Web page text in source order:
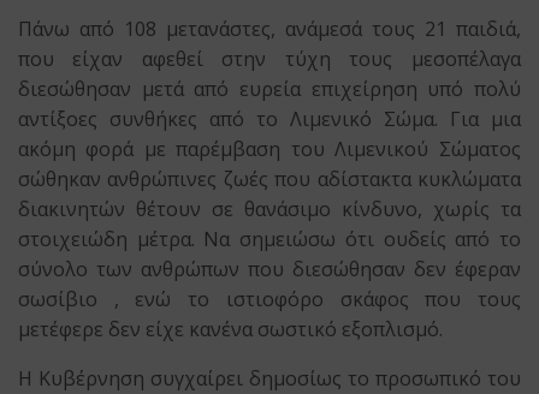
Πάνω από 108 μετανάστες, ανάμεσά τους 21 παιδιά,
που είχαν αφεθεί στην τύχη τους μεσοπέλαγα
διεσώθησαν μετά από ευρεία επιχείρηση υπό πολύ
αντίξοες συνθήκες από το Λιμενικό Σώμα. Για μια
ακόμη φορά με παρέμβαση του Λιμενικού Σώματος
σώθηκαν ανθρώπινες ζωές που αδίστακτα κυκλώματα
διακινητών θέτουν σε θανάσιμο κίνδυνο, χωρίς τα
στοιχειώδη μέτρα. Να σημειώσω ότι ουδείς από το
σύνολο των ανθρώπων που διεσώθησαν δεν έφεραν
σωσίβιο , ενώ το ιστιοφόρο σκάφος που τους
μετέφερε δεν είχε κανένα σωστικό εξοπλισμό.
Η Κυβέρνηση συγχαίρει δημοσίως το προσωπικό του